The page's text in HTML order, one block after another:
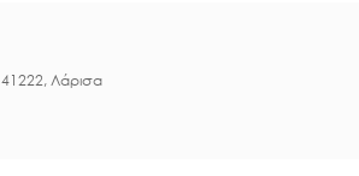
41222, Λάρισα